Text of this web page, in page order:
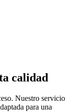
calidad
Nuestro servicio
para una